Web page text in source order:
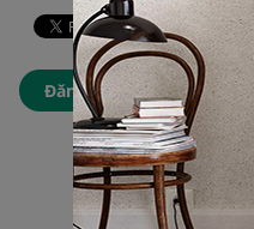
Đăng nhập để thêm